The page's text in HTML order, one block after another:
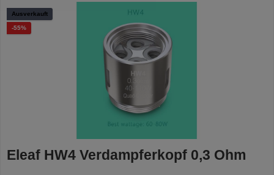
Bildergalerie überspringen
Ausverkauft
-55%Rabatt
Eleaf HW4 Verdampferkopf 0,3 Ohm